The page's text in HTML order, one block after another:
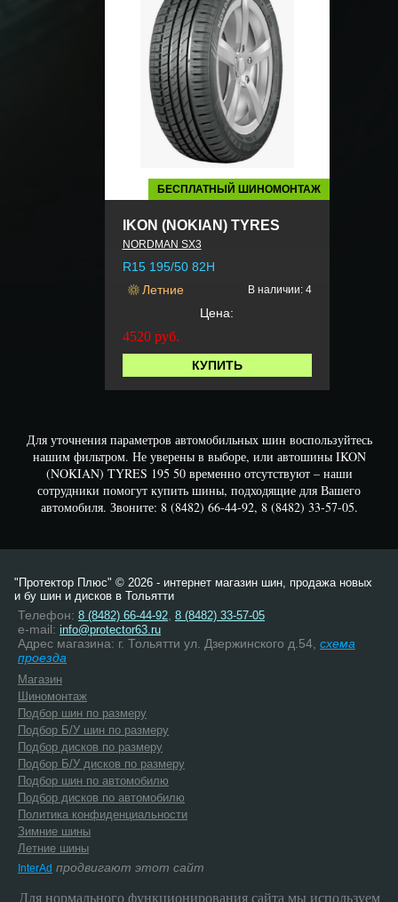
БЕСПЛАТНЫЙ ШИНОМОНТАЖ
IKON (NOKIAN) TYRES
NORDMAN SX3
R15 195/50 82H
Летние
В наличии: 4
Цена:
4520 руб.
КУПИТЬ
Для уточнения параметров автомобильных шин воспользуйтесь
нашим фильтром. Не уверены в выборе, или автошины IKON
(NOKIAN) TYRES 195 50 временно отсутствуют – наши
сотрудники помогут купить шины, подходящие для Вашего
автомобиля. Звоните: 8 (8482) 66-44-92, 8 (8482) 33-57-05.
"Протектор Плюс" © 2026 - интернет магазин шин, продажа новых
и бу шин и дисков в Тольятти
Телефон: 8 (8482) 66-44-92 8 (8482) 33-57-05
e-mail: info@protector63.ru
Адрес магазина: г. Тольятти ул. Дзержинского д.54, схема
проезда
Магазин
Шиномонтаж
Подбор шин по размеру
Подбор Б/У шин по размеру
Подбор дисков по размеру
Подбор Б/У дисков по размеру
Подбор шин по автомобилю
Подбор дисков по автомобилю
Политика конфиденциальности
Зимние шины
Летние шины
InterAd продвигают этот сайт
Для нормального функционирования сайта мы используем